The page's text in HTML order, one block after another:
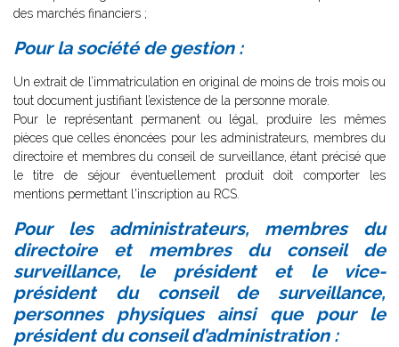
des marchés financiers ;
Pour la société de gestion :
Un extrait de l’immatriculation en original de moins de trois mois ou
tout document justifiant l’existence de la personne morale.
Pour le représentant permanent ou légal, produire les mêmes
pièces que celles énoncées pour les administrateurs, membres du
directoire et membres du conseil de surveillance, étant précisé que
le titre de séjour éventuellement produit doit comporter les
mentions permettant l'inscription au RCS.
Pour les administrateurs, membres du
directoire et membres du conseil de
surveillance, le président et le vice-
président du conseil de surveillance,
personnes physiques ainsi que pour le
président du conseil d’administration :